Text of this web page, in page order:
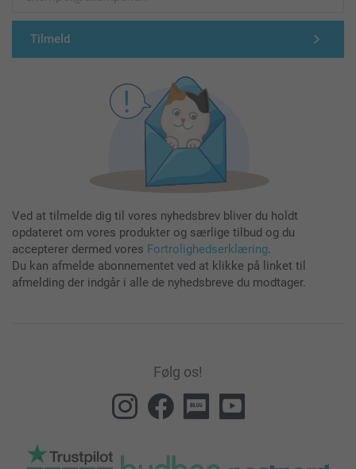
Tilmeld
Ved at tilmelde dig til vores nyhedsbrev bliver du holdt
opdateret om vores produkter og særlige tilbud og du
accepterer dermed vores Fortrolighedserklæring.
Du kan afmelde abonnementet ved at klikke på linket til
afmelding der indgår i alle de nyhedsbreve du modtager.
Følg os!